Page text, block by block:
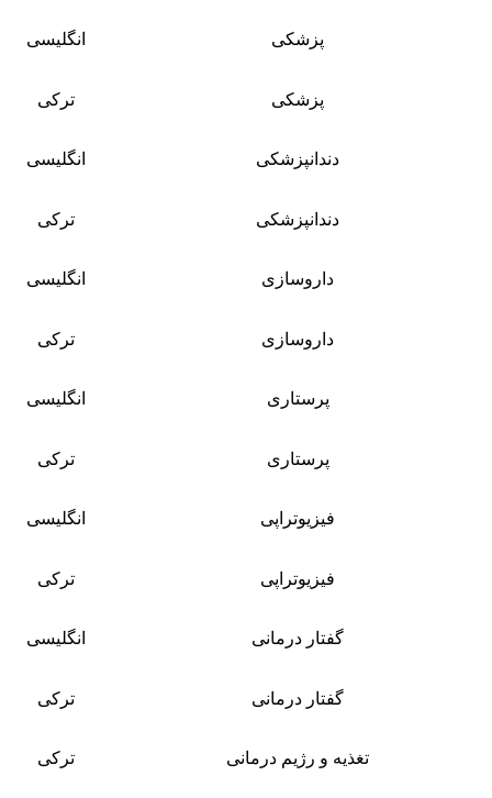
پزشکی انگلیسی
پزشکی ترکی
دندانپزشکی انگلیسی
دندانپزشکی ترکی
داروسازی انگلیسی
داروسازی ترکی
پرستاری انگلیسی
پرستاری ترکی
فیزیوتراپی انگلیسی
فیزیوتراپی ترکی
گفتار درمانی انگلیسی
گفتار درمانی ترکی
تغذیه و رژیم درمانی ترکی